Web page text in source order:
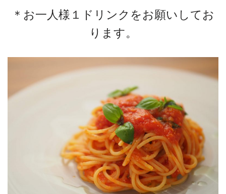
＊お一人様１ドリンクをお願いしてお
ります。